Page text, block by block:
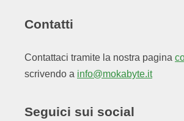
Contatti
Contattaci tramite la nostra pagina
scrivendo a info@mokabyte.it
Seguici sui social